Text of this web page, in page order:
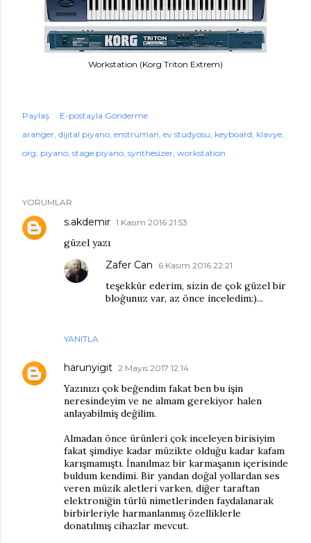
Workstation (Korg Triton Extrem)
Paylaş
E-postayla Gönderme
aranger dijital piyano enstrüman ev stüdyosu keyboard klavye
org piyano stage piyano synthesizer workstation
YORUMLAR
s.akdemir 1 Kasım 2016 21:53
güzel yazı
YANITLA
Zafer Can 6 Kasım 2016 22:21
teşekkür ederim, sizin de çok güzel bir
bloğunuz var, az önce inceledim:)...
harunyigit 2 Mayıs 2017 12:14
Yazınızı çok beğendim fakat ben bu işin
neresindeyim ve ne almam gerekiyor halen
anlayabilmiş değilim.
Almadan önce ürünleri çok inceleyen birisiyim
fakat şimdiye kadar müzikte olduğu kadar kafam
karışmamıştı. İnanılmaz bir karmaşanın içerisinde
buldum kendimi. Bir yandan doğal yollardan ses
veren müzik aletleri varken, diğer taraftan
elektroniğin türlü nimetlerinden faydalanarak
birbirleriyle harmanlanmış özelliklerle
donatılmış cihazlar mevcut.